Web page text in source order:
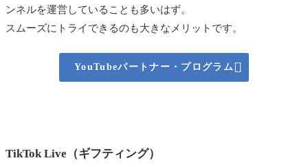
ンネルを運営していることも多いはず。
スムーズにトライできるのも大きなメリットです。
YouTubeパートナー・プログラム 
TikTok Live（ギフティング）